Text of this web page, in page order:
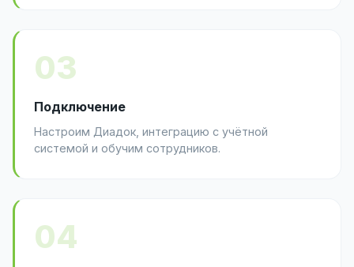
03
Подключение
Настроим Диадок, интеграцию с учётной
системой и обучим сотрудников.
04